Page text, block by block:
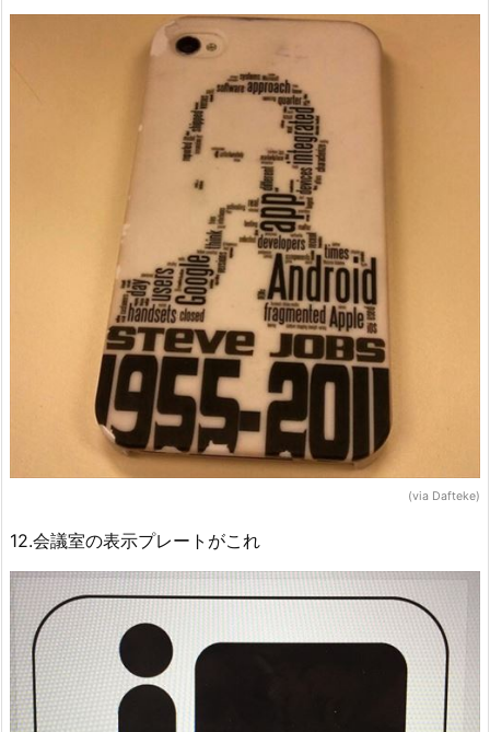
(via Dafteke)
12.会議室の表示プレートがこれ